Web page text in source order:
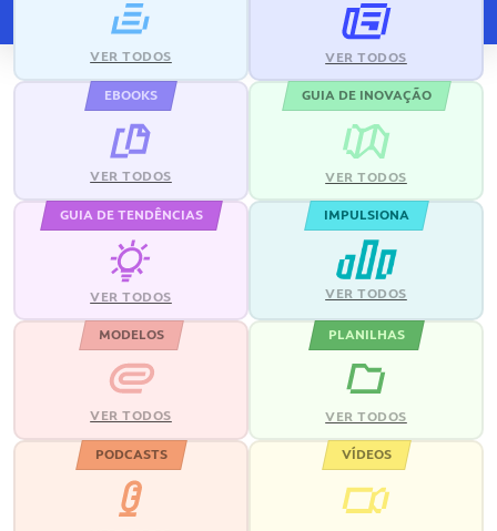
VER TODOS VER TODOS
EBOOKS
VER TODOS
GUIA DE INOVAÇÃO
VER TODOS
GUIA DE TENDÊNCIAS
VER TODOS
IMPULSIONA
VER TODOS
MODELOS
VER TODOS
PLANILHAS
VER TODOS
PODCASTS VÍDEOS